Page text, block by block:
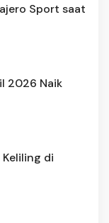
Sport saat
2026 Naik
di